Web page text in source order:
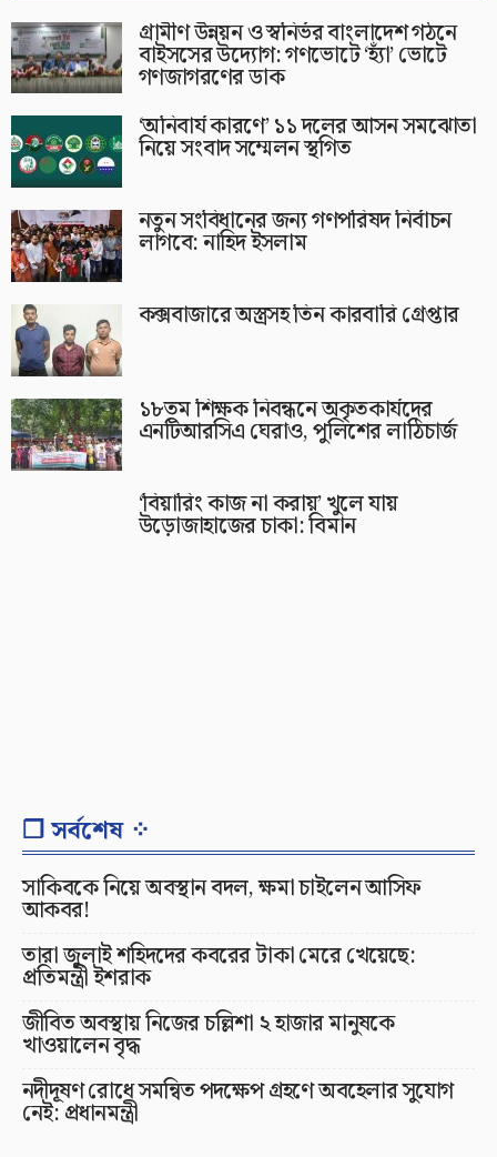
গ্রামীণ উন্নয়ন ও স্বনির্ভর বাংলাদেশ গঠনে
বাইসসের উদ্যোগ: গণভোটে ‘হ্যাঁ’ ভোটে
গণজাগরণের ডাক
‘অনিবার্য কারণে’ ১১ দলের আসন সমঝোতা
নিয়ে সংবাদ সম্মেলন স্থগিত
নতুন সংবিধানের জন্য গণপরিষদ নির্বাচন
লাগবে: নাহিদ ইসলাম
কক্সবাজারে অস্ত্রসহ তিন কারবারি গ্রেপ্তার
১৮তম শিক্ষক নিবন্ধনে অকৃতকার্যদের
এনটিআরসিএ ঘেরাও, পুলিশের লাঠিচার্জ
‘বিয়ারিং কাজ না করায়’ খুলে যায়
উড়োজাহাজের চাকা: বিমান
❐ সর্বশেষ ⁘
সাকিবকে নিয়ে অবস্থান বদল, ক্ষমা চাইলেন আসিফ
আকবর!
তারা জুলাই শহিদদের কবরের টাকা মেরে খেয়েছে:
প্রতিমন্ত্রী ইশরাক
জীবিত অবস্থায় নিজের চল্লিশা ২ হাজার মানুষকে
খাওয়ালেন বৃদ্ধ
নদীদূষণ রোধে সমন্বিত পদক্ষেপ গ্রহণে অবহেলার সুযোগ
নেই: প্রধানমন্ত্রী